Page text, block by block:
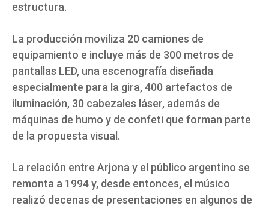
estructura.
La producción moviliza 20 camiones de
equipamiento e incluye más de 300 metros de
pantallas LED, una escenografía diseñada
especialmente para la gira, 400 artefactos de
iluminación, 30 cabezales láser, además de
máquinas de humo y de confeti que forman parte
de la propuesta visual.
La relación entre Arjona y el público argentino se
remonta a 1994 y, desde entonces, el músico
realizó decenas de presentaciones en algunos de